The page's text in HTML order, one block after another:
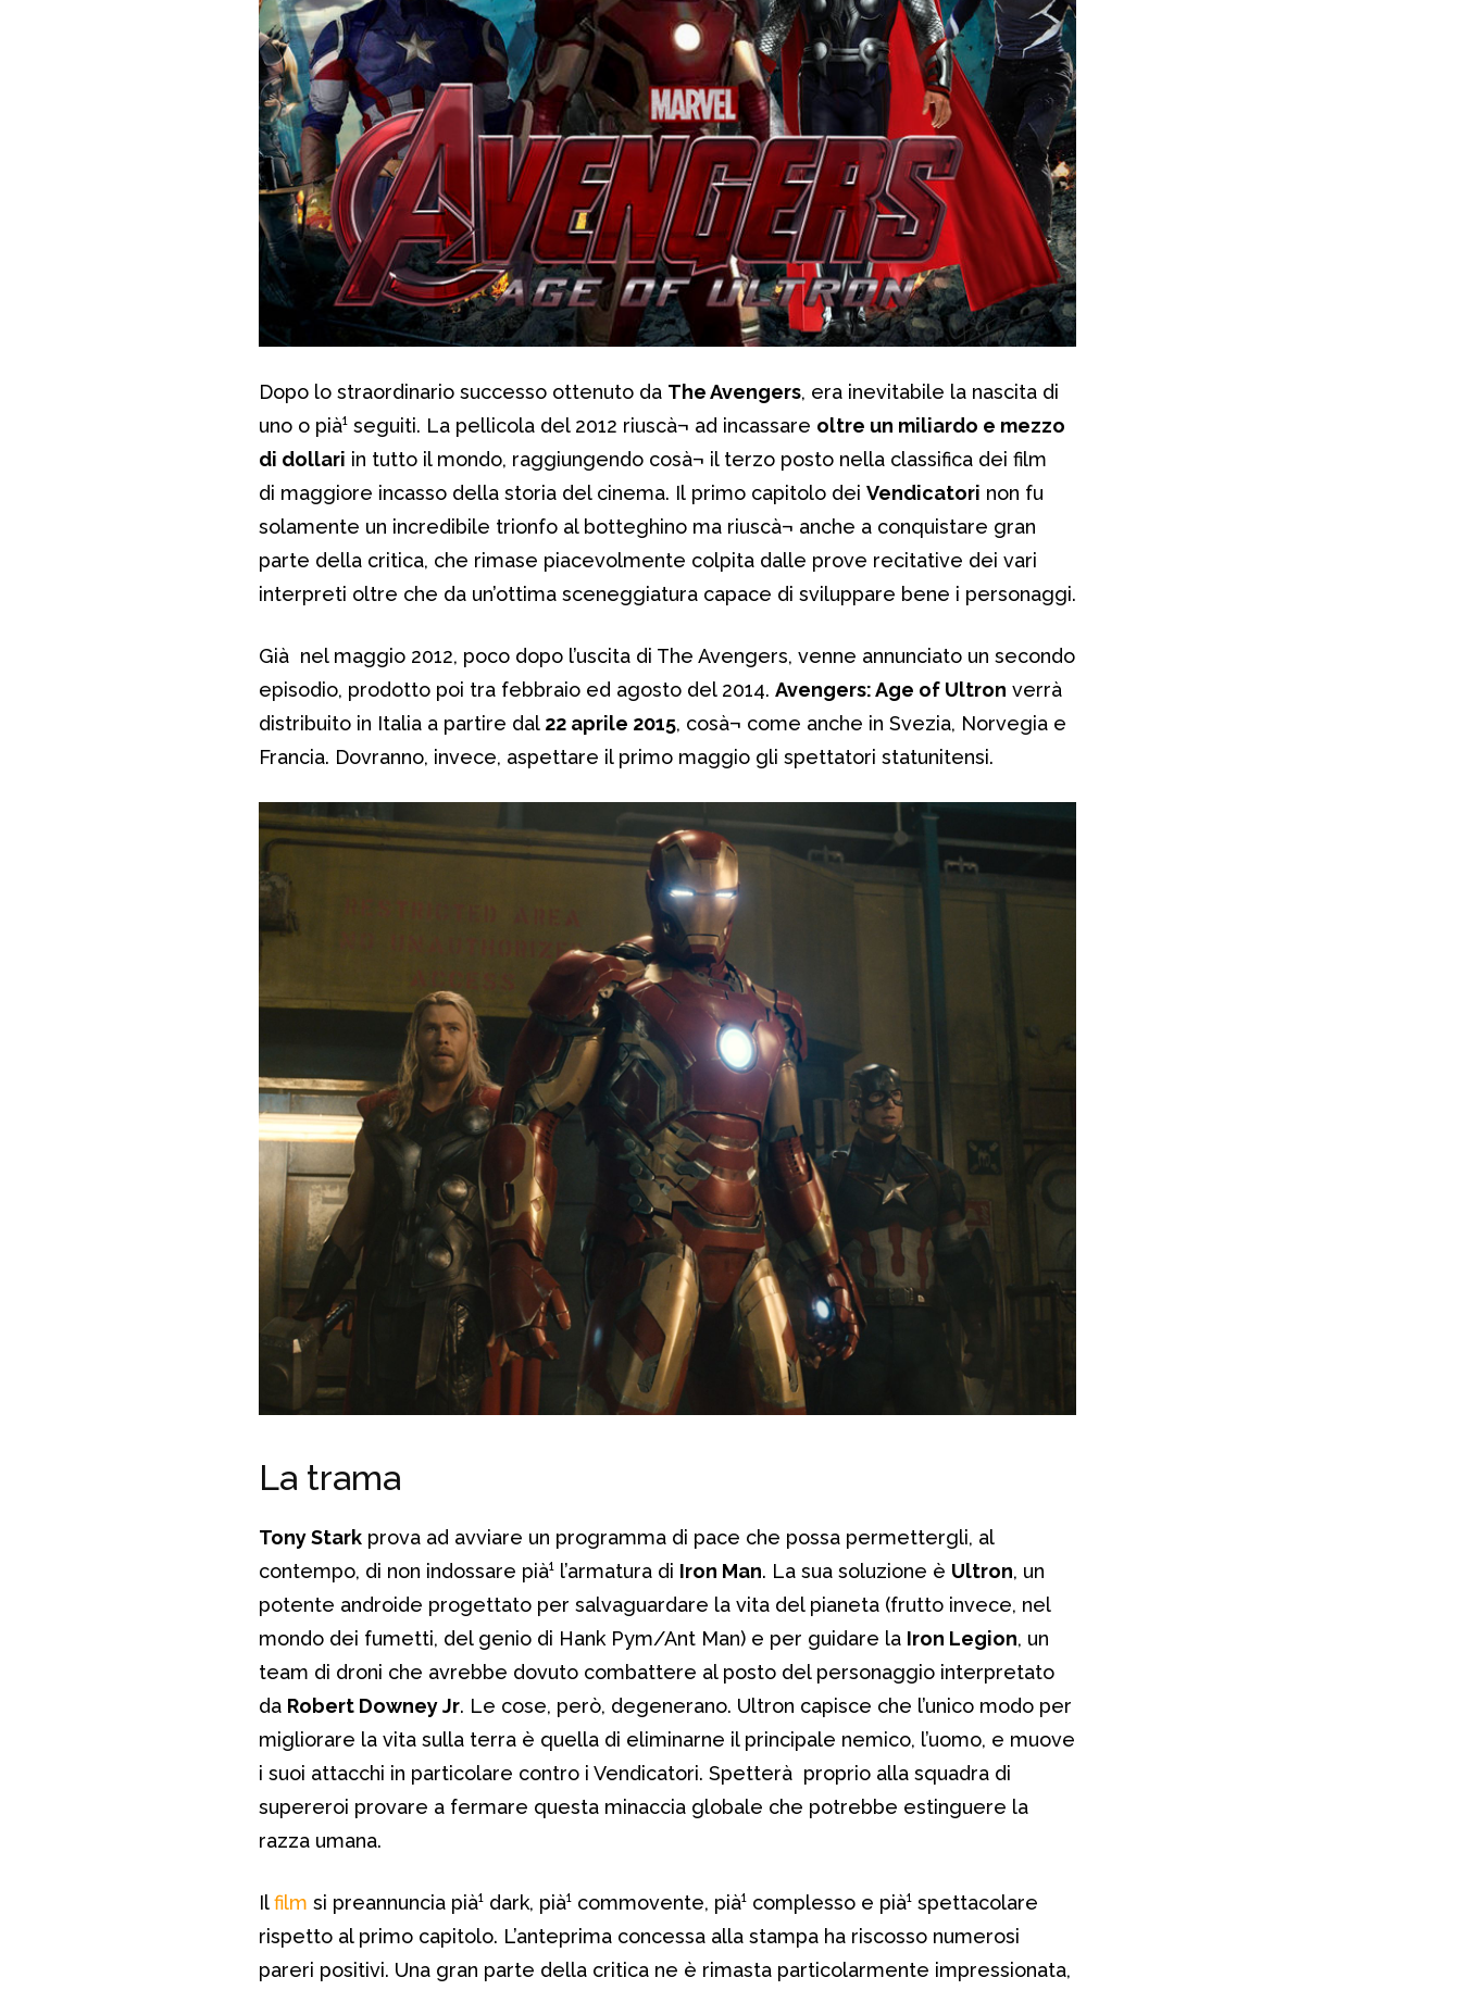
Dopo lo straordinario successo ottenuto da The Avengers, era inevitabile la nascita di
uno o pià¹ seguiti. La pellicola del 2012 riuscà¬ ad incassare oltre un miliardo e mezzo
di dollari in tutto il mondo, raggiungendo cosà¬ il terzo posto nella classifica dei film
di maggiore incasso della storia del cinema. Il primo capitolo dei Vendicatori non fu
solamente un incredibile trionfo al botteghino ma riuscà¬ anche a conquistare gran
parte della critica, che rimase piacevolmente colpita dalle prove recitative dei vari
interpreti oltre che da un’ottima sceneggiatura capace di sviluppare bene i personaggi.
Già nel maggio 2012, poco dopo l’uscita di The Avengers, venne annunciato un secondo
episodio, prodotto poi tra febbraio ed agosto del 2014. Avengers: Age of Ultron verrà
distribuito in Italia a partire dal 22 aprile 2015, cosà¬ come anche in Svezia, Norvegia e
Francia. Dovranno, invece, aspettare il primo maggio gli spettatori statunitensi.
La trama
Tony Stark prova ad avviare un programma di pace che possa permettergli, al
contempo, di non indossare pià¹ l’armatura di Iron Man. La sua soluzione è Ultron, un
potente androide progettato per salvaguardare la vita del pianeta (frutto invece, nel
mondo dei fumetti, del genio di Hank Pym/Ant Man) e per guidare la Iron Legion, un
team di droni che avrebbe dovuto combattere al posto del personaggio interpretato
da Robert Downey Jr. Le cose, però, degenerano. Ultron capisce che l’unico modo per
migliorare la vita sulla terra è quella di eliminarne il principale nemico, l’uomo, e muove
i suoi attacchi in particolare contro i Vendicatori. Spetterà proprio alla squadra di
supereroi provare a fermare questa minaccia globale che potrebbe estinguere la
razza umana.
Ilfilm si preannuncia pià¹ dark, pià¹ commovente, pià¹ complesso e pià¹ spettacolare
rispetto al primo capitolo. L’anteprima concessa alla stampa ha riscosso numerosi
pareri positivi. Una gran parte della critica ne è rimasta particolarmente impressionata,